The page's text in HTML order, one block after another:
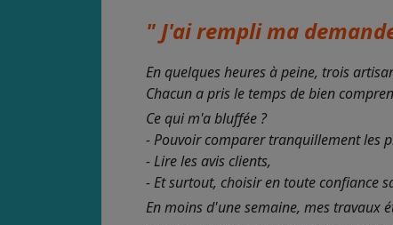
" J'ai rempli ma
En quelques heures à peine, trois
Chacun a pris le temps de bien
Ce qui m'a bluffée ?
- Pouvoir comparer tranquillement les
- Lire les avis clients,
- Et surtout, choisir en toute confiance
En moins d'une semaine, mes travaux